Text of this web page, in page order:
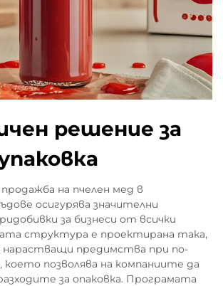
решение за
на пчелен мед в
осигурява значителни
за бизнеси от всички
структура е проектирана така,
нарастващи предимства при по-
което позволява на компаниите да
за опаковка. Програмата